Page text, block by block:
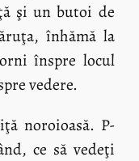
şi un butoi de
înhămă la
înspre locul
vedere.
noroioasă. P-
ce să vedeţi